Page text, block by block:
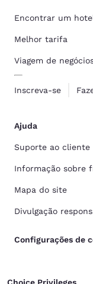
Encontrar um
Melhor tarifa
Viagem de
Inscreva-se
Ajuda
Suporte ao cliente
Informação sobre
Mapa do site
Divulgação
Configurações de